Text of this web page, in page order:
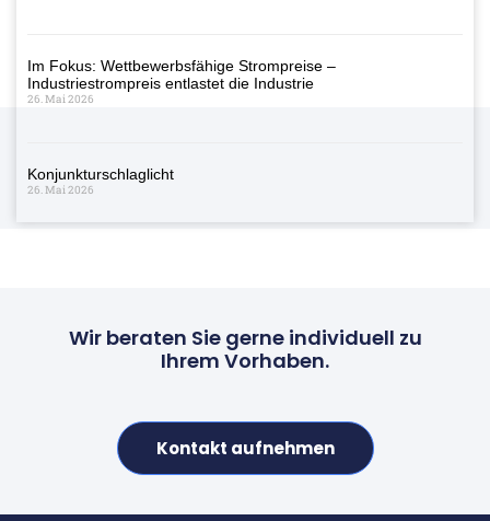
Im Fokus: Wettbewerbsfähige Strompreise –
Industriestrompreis entlastet die Industrie
26. Mai 2026
Konjunkturschlaglicht
26. Mai 2026
Wir beraten Sie gerne individuell zu
Ihrem Vorhaben.
Kontakt aufnehmen